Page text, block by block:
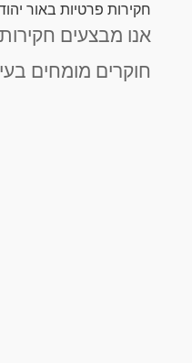
חקירות פרטיות באור
אנו מבצעים
חוקרים מומחים